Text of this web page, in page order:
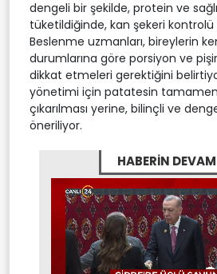
dengeli bir şekilde, protein ve
tüketildiğinde, kan şekeri kontrolü
Beslenme uzmanları, bireylerin
durumlarına göre porsiyon ve
dikkat etmeleri gerektiğini
yönetimi için patatesin
çıkarılması yerine, bilinçli ve
öneriliyor.
HABERİN